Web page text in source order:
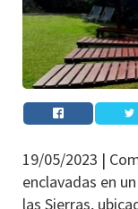
19/05/2023 |
enclavadas en
las Sierras,